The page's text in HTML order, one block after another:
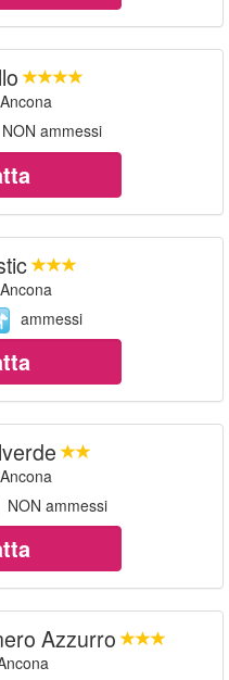
NON ammessi
ammessi
NON ammessi
Azzurro